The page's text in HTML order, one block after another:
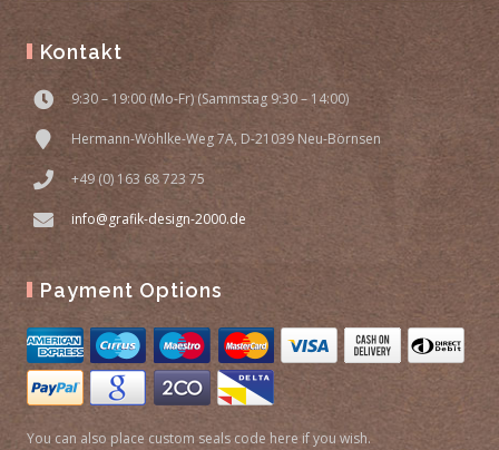
Kontakt
9:30 – 19:00 (Mo-Fr) (Sammstag 9:30 – 14:00)
Hermann-Wöhlke-Weg 7A, D-21039 Neu-Börnsen
+49 (0) 163 68 723 75
info@grafik-design-2000.de
Payment Options
You can also place custom seals code here if you wish.